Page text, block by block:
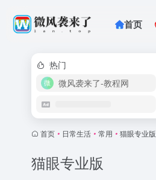
首页
热门
微风袭来了-教程网
首页 • 日常生活 • 常用 • 猫眼专业版
猫眼专业版